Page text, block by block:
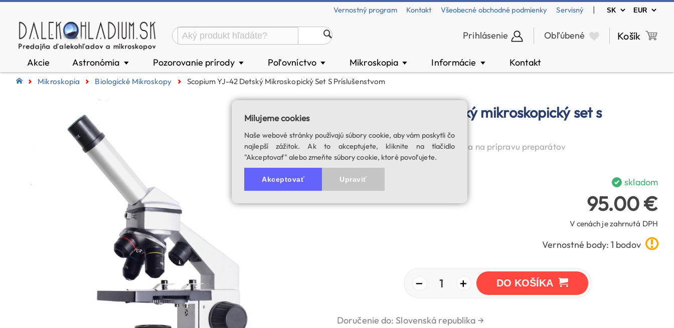
Vernostný program Kontakt Všeobecné obchodné podmienky Servisný |
Prihlásenie Obľúbené Košík
Akcie Astronómia ▼ Pozorovanie prírody ▼ Poľovníctvo ▼ Mikroskopia ▼ Informácie ▼ Kontakt
Mikroskopia Biologické Mikroskopy Scopium YJ-42 Detský Mikroskopický Set S Príslušenstvom
Scopium YJ-42 detský mikroskopický set s
príslušenstvom
Plastový kufrík, preparáty, súprava na prípravu preparátov
SKU: 03740
skladom
95.00 €
V cenách je zahrnutá DPH
Vernostné body: 1 bodov
− 1 + DO KOŠÍKA
Doručenie do: Slovenská republika →
Milujeme cookies
Naše webové stránky používajú súbory cookie, aby vám poskytli čo
najlepší zážitok. Ak to akceptujete, kliknite na tlačidlo
"Akceptovať" alebo zmeňte súbory cookie, ktoré povoľujete.
Akceptovať Upraviť